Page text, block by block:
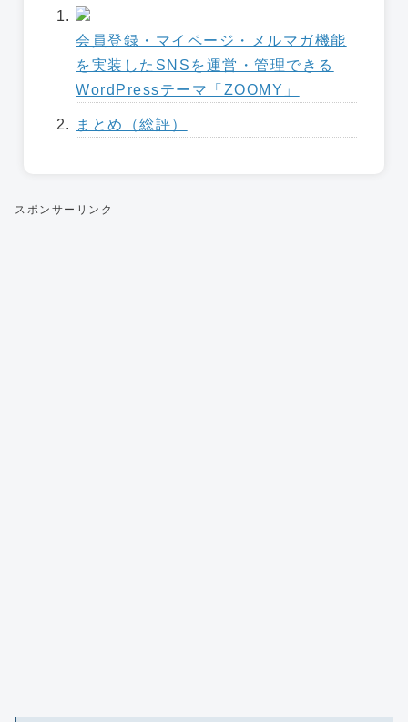
会員登録・マイページ・メルマガ機能
を実装したSNSを運営・管理できる
WordPressテーマ「ZOOMY」
まとめ（総評）
スポンサーリンク